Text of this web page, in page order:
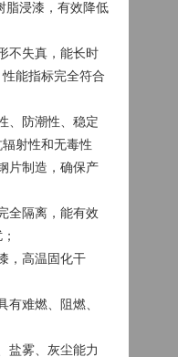
脂浸漆，有效降低
不失真，能长时
能指标完全符合
、防潮性、稳定
射性和无毒性
片制造，确保产
全隔离，能有效
，高温固化干
有难燃、阻燃、
盐雾、灰尘能力